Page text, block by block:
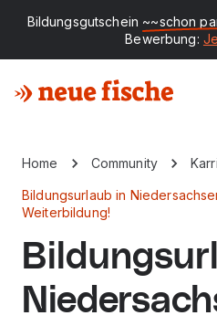
Bildungsgutschein ~~schon
Bewerbung:
Home Community
Bildungsurlaub in
Weiterbildung!